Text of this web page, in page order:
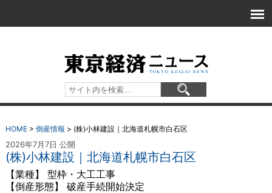
HOME> 倒産情報 > (株)小林建設｜北海道札幌市白石区
2026年7月7日 公開
(株)小林建設｜北海道札幌市白石区
【業種】 型枠・大工工事
【倒産形態】 破産手続開始決定